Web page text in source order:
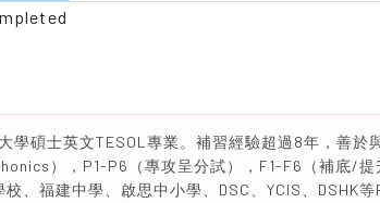
學碩士英文TESOL專業。補習經驗超過8年，善於
），P1-P6（專攻呈分試），F1-F6（補底/提
、福建中學、啟思中小學、DSC、YCIS、DSHK等